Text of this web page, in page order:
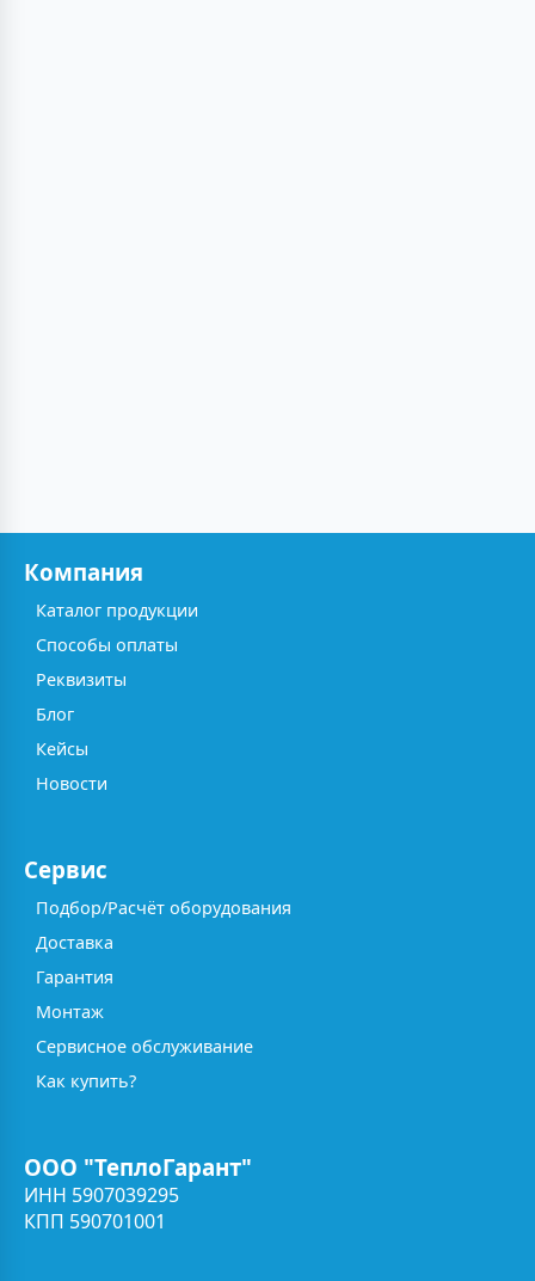
Компания
Каталог продукции
Способы оплаты
Реквизиты
Блог
Кейсы
Новости
Сервис
Подбор/Расчёт оборудования
Доставка
Гарантия
Монтаж
Сервисное обслуживание
Как купить?
ООО "ТеплоГарант"
ИНН 5907039295
КПП 590701001